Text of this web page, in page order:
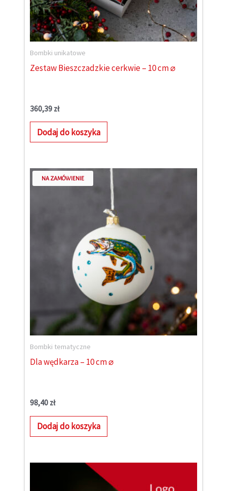
Bombki unikatowe
Zestaw Bieszczadzkie cerkwie – 10 cm ⌀
360,39 zł
Dodaj do koszyka
NA ZAMÓWIENIE
Bombki tematyczne
Dla wędkarza – 10 cm ⌀
98,40 zł
Dodaj do koszyka